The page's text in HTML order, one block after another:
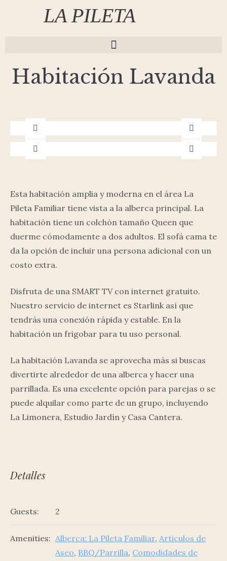
LA PILETA
Habitación Lavanda
Previous
Next
Esta habitación amplia y moderna en el área La
Pileta Familiar tiene vista a la alberca principal. La
habitación tiene un colchón tamaño Queen que
duerme cómodamente a dos adultos. El sofá cama te
da la opción de incluir una persona adicional con un
costo extra.
Disfruta de una SMART TV con internet gratuito.
Nuestro servicio de internet es Starlink así que
tendrás una conexión rápida y estable. En la
habitación un frigobar para tu uso personal.
La habitación Lavanda se aprovecha más si buscas
divertirte alrededor de una alberca y hacer una
parrillada. Es una excelente opción para parejas o se
puede alquilar como parte de un grupo, incluyendo
La Limonera, Estudio Jardín y Casa Cantera.
Detalles
Guests: 2
Amenities: Alberca: La Pileta Familiar, Articulos de
Aseo, BBQ/Parrilla, Comodidades de